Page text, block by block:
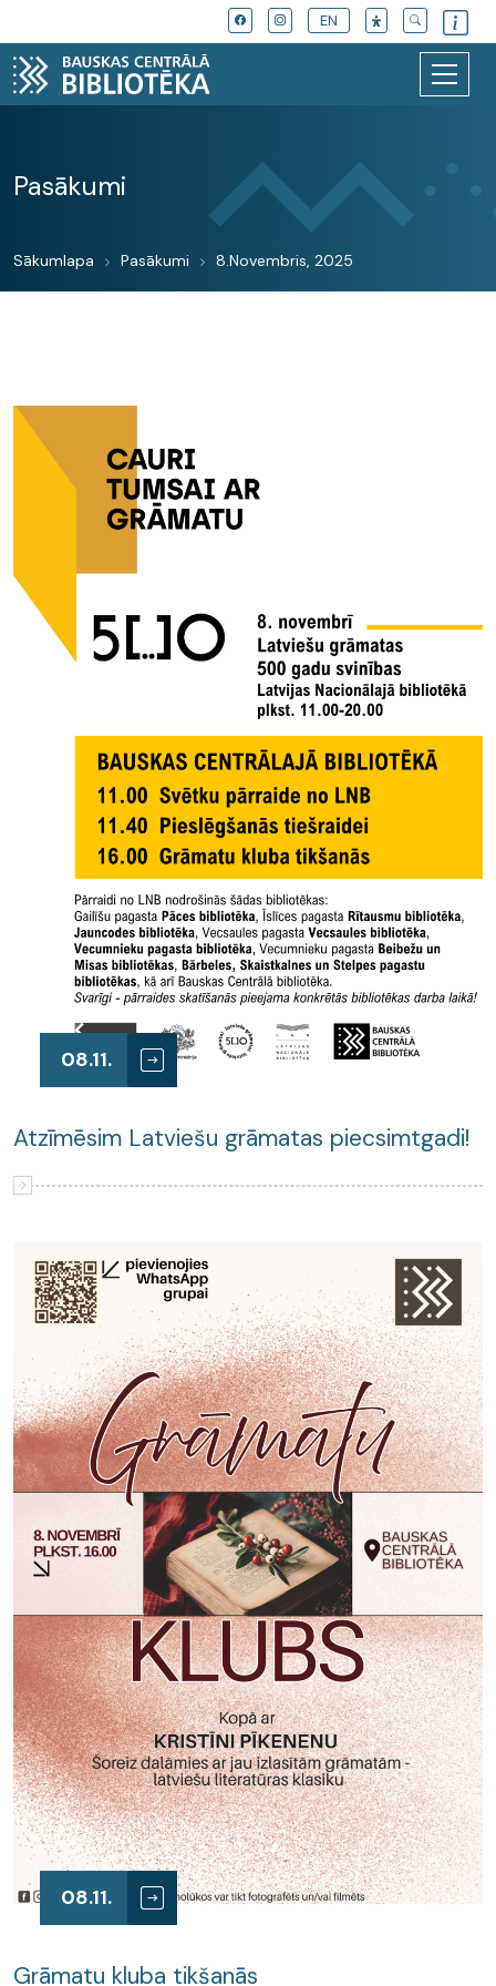
EN
Pasākumi
Sākumlapa Pasākumi 8.Novembris, 2025
08.11.
Atzīmēsim Latviešu grāmatas piecsimtgadi!
08.11.
Grāmatu kluba tikšanās